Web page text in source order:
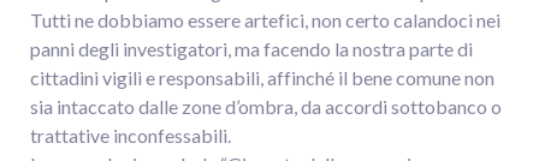
Tutti ne dobbiamo essere artefici, non certo calandoci nei
panni degli investigatori, ma facendo la nostra parte di
cittadini vigili e responsabili, affinché il bene comune non
sia intaccato dalle zone d’ombra, da accordi sottobanco o
trattative inconfessabili.